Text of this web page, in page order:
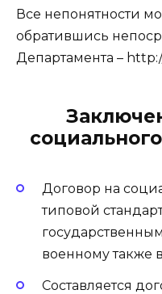
Все непонятности
обратившись
Департамента –
Договор на
типовой
военному также
Составляется